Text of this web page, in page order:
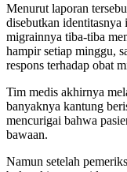
Menurut laporan
disebutkan
migrainnya tiba-tiba
hampir setiap minggu,
respons terhadap obat
Tim medis akhirnya
banyaknya kantung
mencurigai bahwa
bawaan.
Namun setelah